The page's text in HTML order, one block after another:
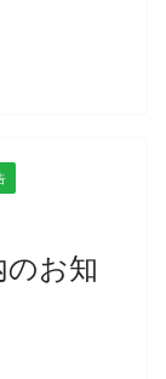
お知